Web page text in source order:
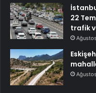
22
trafik